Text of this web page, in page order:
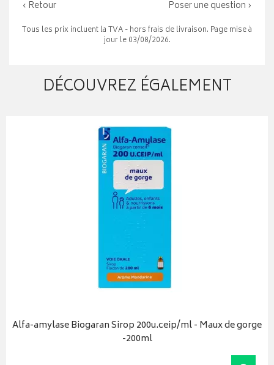
‹ Retour Poser une question ›
Tous les prix incluent la TVA - hors frais de livraison. Page mise à
jour le 03/08/2026.
DÉCOUVREZ ÉGALEMENT
Alfa-amylase Biogaran Sirop 200u.ceip/ml - Maux de gorge
-200ml